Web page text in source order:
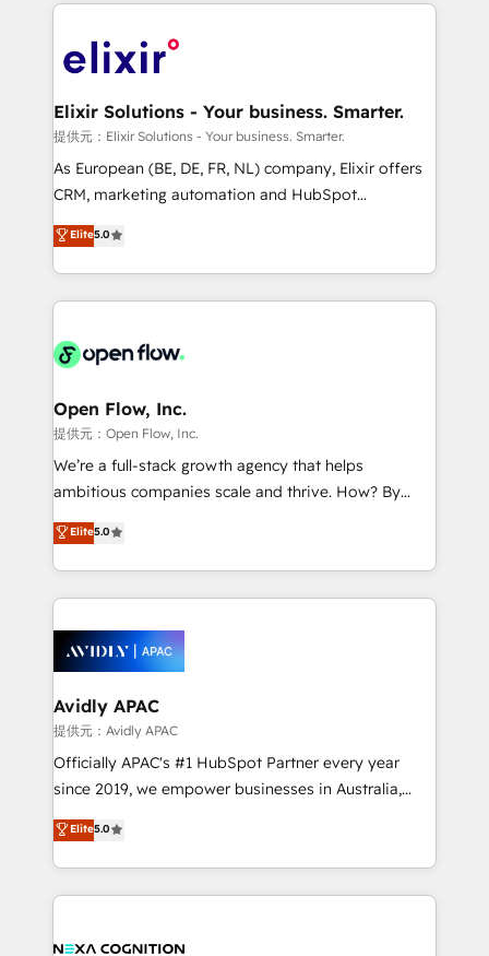
HIPAA-aware; CASL-compliant; GDPR-ready
implementations where required 💡 Why 500+
built to scale.
Design, Migrations + Integrations. Mole Street’s
greatness, which is achieved through creating
absolute clarity, derived from a well-defined
strategy, executed well, and reported on with clear
results. The culture is driven by core values; Joy, Grit,
Mindedness, and Clarity. We are driven to win for the
collective good of the company and its clientele, and
things are happening.
Elixir Solutions - Your business. Smarter.
提供元：Elixir Solutions - Your business. Smarter.
As European (BE, DE, FR, NL) company, Elixir offers
CRM, marketing automation and HubSpot
integration products and services to mid-market
and enterprise customers. We ensure that your sales,
service and marketing department operates in the
most effective way, while at the same time
integrated buyers journey. Elixir is located in
and Amsterdam. Elixir is a first mover and leader
when it comes to HubSpot sales and service
implementations, highly renowned for our business
acumen, process (re-)design experience and a
integrate HubSpot with complex solutions like SAP,
MicroSoft, custom solutions,... Our company also has
Retail execution, CPQ, customer portals and
HubSpot CMS developments. And we're champions
Elite5.0
Open Flow, Inc.
提供元：Open Flow, Inc.
We’re a full-stack growth agency that helps
ambitious companies scale and thrive. How? By
upgrading and streamlining every single revenue-
generating aspect of your business. We’re proud
HubSpot Elite Solutions Partners and devout CRM
nerds who can harness HubSpot’s custom digital
experience. Working hand-in-hand with your team,
we’ll assemble a RevOps machine that drives more
traffic, generates better leads and crushes your
revenue goals. We've worked with thousands of
HubSpot customers and we'd love to work with you
too! Clients come to us for: Advanced CRM solutions
HubSpot Data System Migrations between systems
to HubSpot New lead generation strategies Time-
Elite5.0
Avidly APAC
提供元：Avidly APAC
Officially APAC's #1 HubSpot Partner every year
since 2019, we empower businesses in Australia,
New Zealand, and globally to realise their full
potential through enterprise HubSpot CRM
implementation. And we deliver best practice across
the whole HubSpot platform, covering marketing,
all businesses, from start-up to Enterprise, and have
Elite5.0